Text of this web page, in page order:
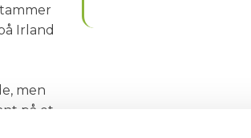
Irland
men
på et